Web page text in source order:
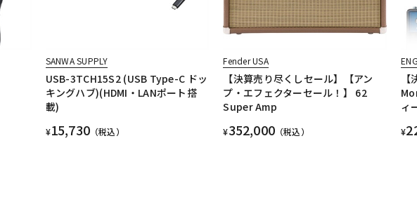
SANWA SUPPLY
USB-3TCH15S2 (USB Type-C ドッ
キングハブ)(HDMI・LANポート搭
載)
¥15,730 （税込）
Fender USA
【決算売り尽くしセール】【アン
プ・エフェクターセール！】 62
Super Amp
¥352,000 （税込）
ィ
¥